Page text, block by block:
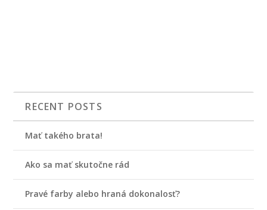
RECENT POSTS
Mať takého brata!
Ako sa mať skutočne rád
Pravé farby alebo hraná dokonalosť?